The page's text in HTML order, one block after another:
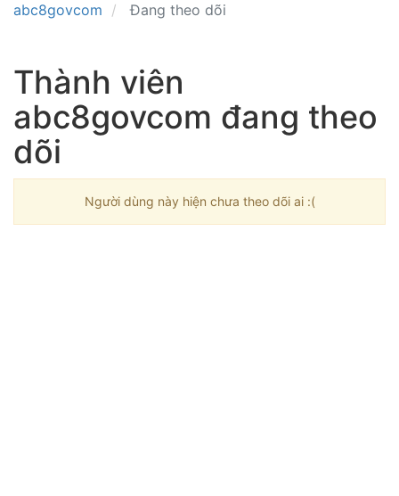
abc8govcom Đang theo dõi
Thành viên
abc8govcom đang theo
dõi
Người dùng này hiện chưa theo dõi ai :(